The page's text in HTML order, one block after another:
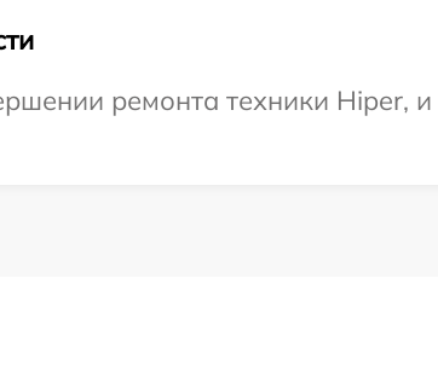
ремонта техники Hiper,